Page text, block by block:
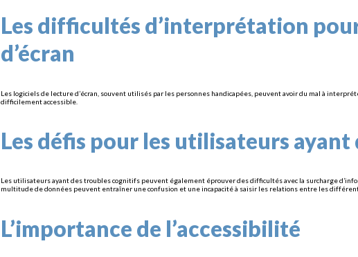
Les difficultés d’interprétation
d’écran
Les logiciels de lecture d’écran, souvent utilisés par les personnes handicapées, peuvent avoir du mal à
difficilement accessible.
Les défis pour les utilisateurs
Les utilisateurs ayant des troubles cognitifs peuvent également éprouver des difficultés avec la surcharge
multitude de données peuvent entraîner une confusion et une incapacité à saisir les relations entre les
L’importance de l’accessibilité